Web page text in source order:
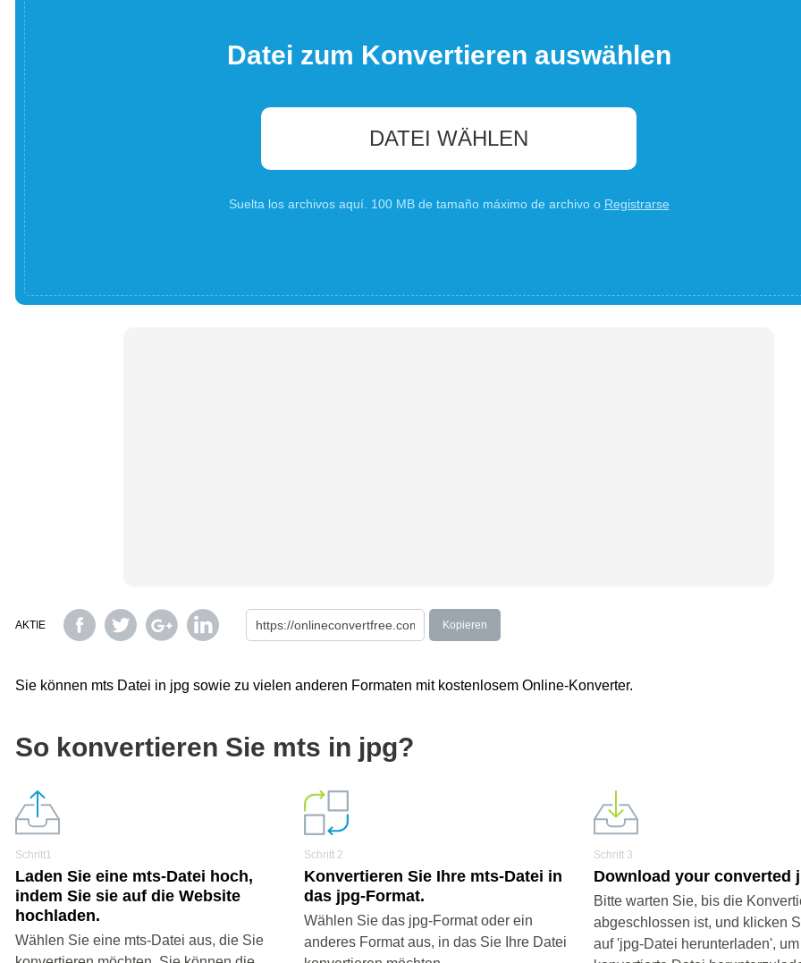
Datei zum Konvertieren auswählen
DATEI WÄHLEN
Suelta los archivos aquí. 100 MB de tamaño máximo de archivo o Registrarse
AKTIE Kopieren
Sie können mts Datei in jpg sowie zu vielen anderen Formaten mit kostenlosem Online-Konverter.
So konvertieren Sie mts in jpg?
Schritt1
Laden Sie eine mts-Datei hoch,
indem Sie sie auf die Website
hochladen.
Wählen Sie eine mts-Datei aus, die Sie
Schritt 2
Konvertieren Sie Ihre mts-Datei in
das jpg-Format.
Wählen Sie das jpg-Format oder ein
anderes Format aus, in das Sie Ihre Datei
Schritt 3
Download your converted
Bitte warten Sie, bis die
abgeschlossen ist, und klicken
auf 'jpg-Datei herunterladen',